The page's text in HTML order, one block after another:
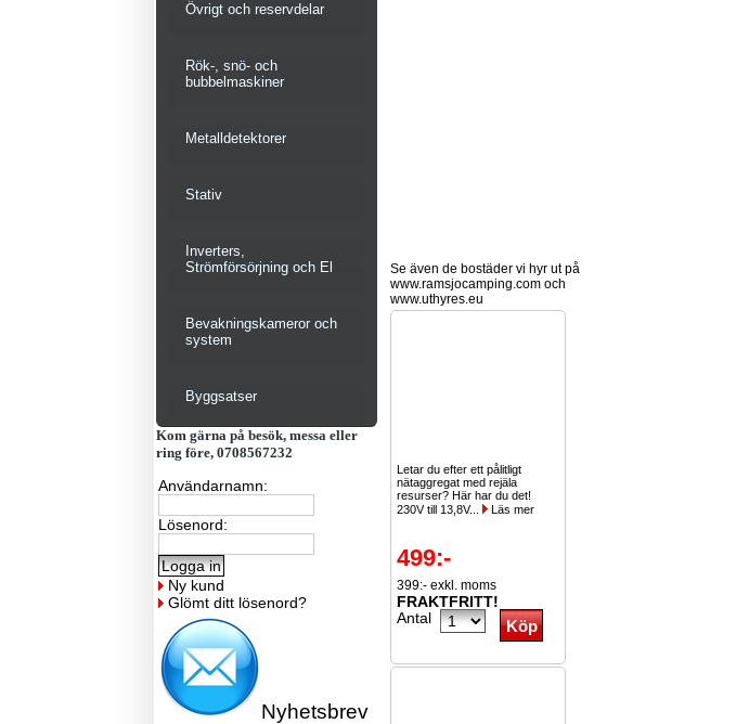
Övrigt och reservdelar
Rök-, snö- och
bubbelmaskiner
Metalldetektorer
Stativ
Inverters,
Strömförsörjning och El
Bevakningskameror och
system
Byggsatser
Kom gärna på besök, messa eller
ring före, 0708567232
Användarnamn:
Lösenord:
Ny kund
Glömt ditt lösenord?
Nyhetsbrev
Se även de bostäder vi hyr ut på
www.ramsjocamping.com och
www.uthyres.eu
Letar du efter ett pålitligt
nätaggregat med rejäla
resurser? Här har du det!
230V till 13,8V...
Läs mer
499:-
399:- exkl. moms
FRAKTFRITT!
Antal